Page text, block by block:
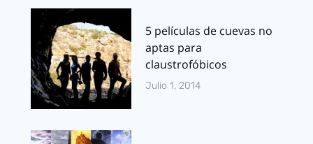
5 películas de cuevas no
aptas para
claustrofóbicos
Julio 1, 2014